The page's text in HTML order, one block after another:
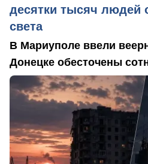
десятки тысяч людей
света
В Мариуполе ввели
Донецке обесточены